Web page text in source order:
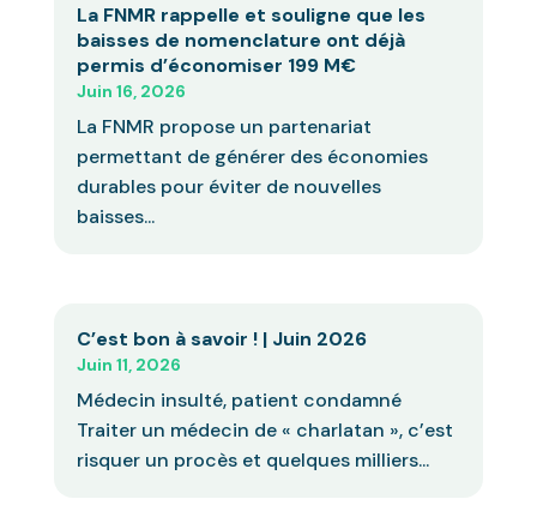
La FNMR rappelle et souligne que les
baisses de nomenclature ont déjà
permis d’économiser 199 M€
Juin 16, 2026
La FNMR propose un partenariat
permettant de générer des économies
durables pour éviter de nouvelles
baisses...
C’est bon à savoir ! | Juin 2026
Juin 11, 2026
Médecin insulté, patient condamné
Traiter un médecin de « charlatan », c’est
risquer un procès et quelques milliers...